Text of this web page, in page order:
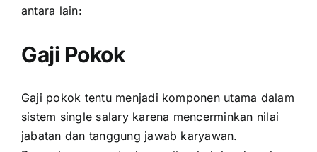
antara lain:
Gaji Pokok
Gaji pokok tentu menjadi komponen utama dalam
sistem single salary karena mencerminkan nilai
jabatan dan tanggung jawab karyawan.